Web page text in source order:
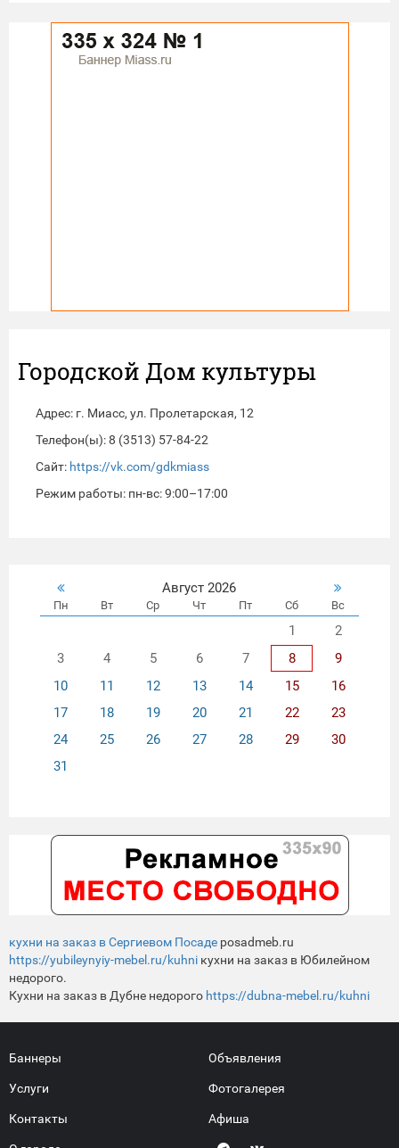
Городской Дом культуры
Адрес: г. Миасс, ул. Пролетарская, 12
Телефон(ы): 8 (3513) 57‑84-22
Сайт: https://vk.com/gdkmiass
Режим работы: пн-вс: 9:00–17:00
Август 2026
Пн Вт Ср Чт Пт Сб Вс
1
2
3
4 5 6 7 8
9
10
11 12 13 14 15
16
17
18 19 20 21 22
23
24
25 26 27 28 29
30
31
кухни на заказ в Сергиевом Посаде posadmeb.ru
https://yubileynyiy-mebel.ru/kuhni кухни на заказ в Юбилейном
недорого.
Кухни на заказ в Дубне недорого https://dubna-mebel.ru/kuhni
Баннеры
Услуги
Контакты
Объявления
Фотогалерея
Афиша